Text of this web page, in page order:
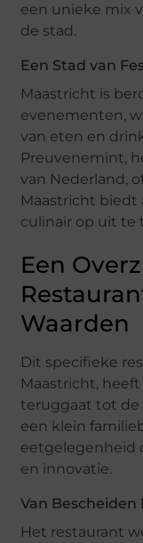
een unieke mix
de stad.
Een Stad van
Maastricht is
evenementen,
van eten en
Preuvenemint,
van Nederland,
Maastricht biedt
culinair op uit te
Een
Waarden
Dit specifieke
Maastricht,
teruggaat tot de
een klein
eetgelegenheid
en innovatie.
Van Bescheiden
Het restaurant